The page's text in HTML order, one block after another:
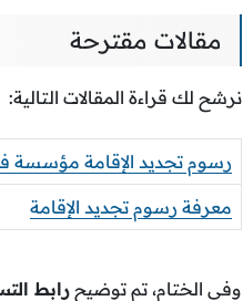
مقالات مقترحة
نرشح لك قراءة المقالات التالية:
رسوم تجديد الإقامة مؤسسة
معرفة رسوم تجديد الإقامة
وفي الختام، تم توضيح رابط